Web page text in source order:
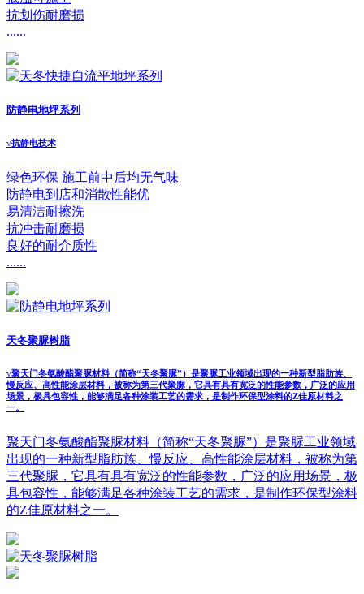
抗划伤耐磨损
......
防静电地坪系列
√抗静电技术
绿色环保 施工前中后均无气味
防静电到店和消散性能优
易清洁耐擦洗
抗冲击耐磨损
良好的耐介质性
......
天冬聚脲树脂
√聚天门冬氨酸酯聚脲材料（简称“天冬聚脲”）是聚脲工业领域出现的一种新型脂肪族、
慢反应、高性能涂层材料，被称为第三代聚脲，它具有具有宽泛的性能参数，广泛的应用
场景，极具包容性，能够满足各种涂装工艺的需求，是制作环保型涂料的Z佳原材料之
一。
聚天门冬氨酸酯聚脲材料（简称“天冬聚脲”）是聚脲工业领域
出现的一种新型脂肪族、慢反应、高性能涂层材料，被称为第
三代聚脲，它具有具有宽泛的性能参数，广泛的应用场景，极
具包容性，能够满足各种涂装工艺的需求，是制作环保型涂料
的Z佳原材料之一。